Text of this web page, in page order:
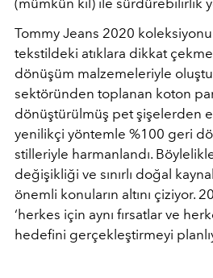
(mümkün kıl) ile sürdürebilirlik
Tommy Jeans 2020
tekstildeki atıklara dikkat
dönüşüm malzemeleriyle
sektöründen toplanan koton
dönüştürülmüş pet şişelerden
yenilikçi yöntemle %100 geri
stilleriyle harmanlandı.
değişikliği ve sınırlı doğal
önemli konuların altını çiziyor.
‘herkes için aynı fırsatlar ve
hedefini gerçekleştirmeyi